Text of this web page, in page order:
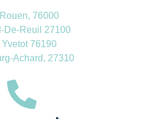
Rouen, 76000
De-Reuil 27100
Yvetot 76190
Achard, 27310